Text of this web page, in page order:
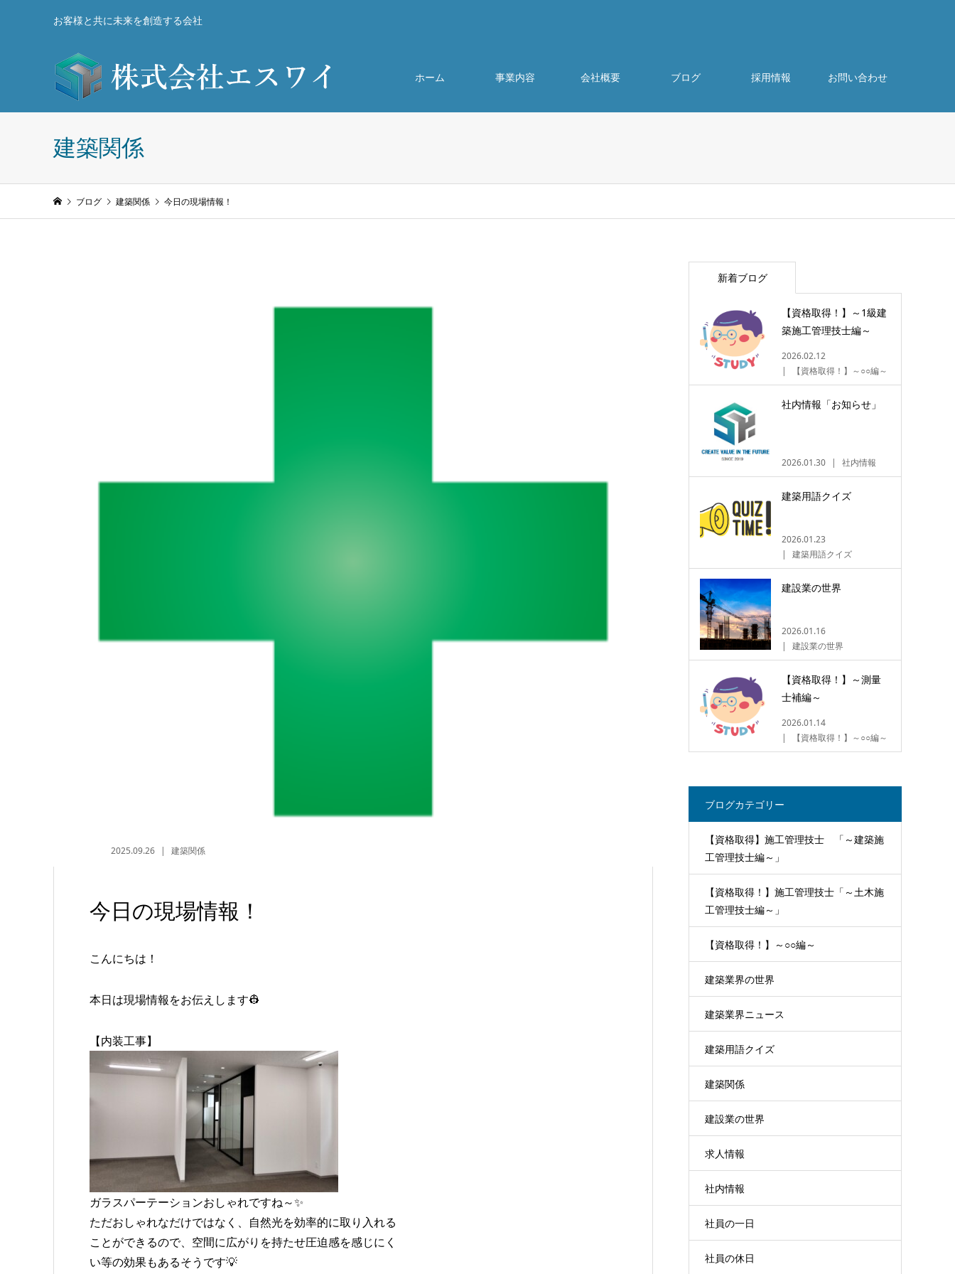
お客様と共に未来を創造する会社
ホーム 事業内容 会社概要 ブログ 採用情報 お問い合わせ
建築関係
ブログ 建築関係 今日の現場情報！
2025.09.26 建築関係
今日の現場情報！
こんにちは！
本日は現場情報をお伝えします👷
【内装工事】
ガラスパーテーションおしゃれですね～✨
ただおしゃれなだけではなく、自然光を効率的に取り入れる
ことができるので、空間に広がりを持たせ圧迫感を感じにく
い等の効果もあるそうです💡
新着ブログ
【資格取得！】～1級建
築施工管理技士編～
2026.02.12
【資格取得！】～○○編～
社内情報「お知らせ」
2026.01.30 社内情報
建築用語クイズ
2026.01.23
建築用語クイズ
建設業の世界
2026.01.16
建設業の世界
【資格取得！】～測量
士補編～
2026.01.14
【資格取得！】～○○編～
ブログカテゴリー
【資格取得】施工管理技士 「～建築施
工管理技士編～」
【資格取得！】施工管理技士「～土木施
工管理技士編～」
【資格取得！】～○○編～
建築業界の世界
建築業界ニュース
建築用語クイズ
建築関係
建設業の世界
求人情報
社内情報
社員の一日
社員の休日